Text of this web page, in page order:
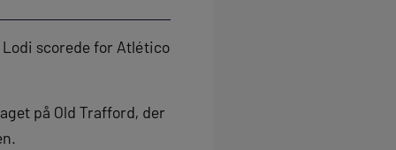
scorede for Atlético
på Old Trafford, der